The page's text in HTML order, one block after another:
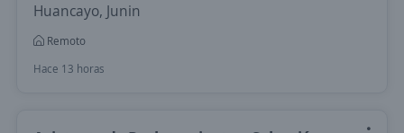
Huancayo, Junin
Remoto
Hace 13 horas